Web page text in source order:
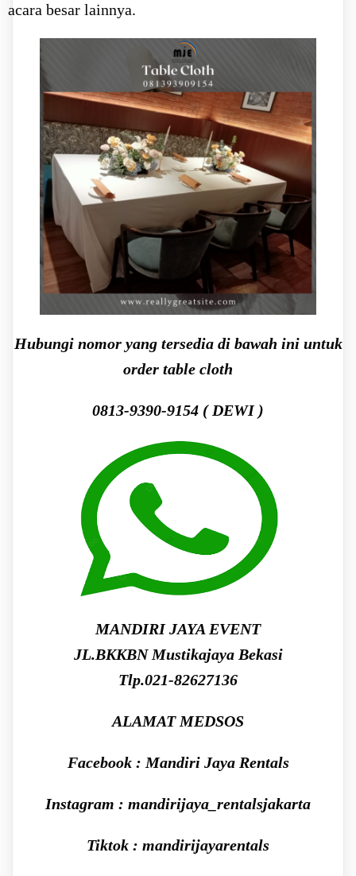
acara besar lainnya.
Hubungi nomor yang tersedia di bawah ini untuk
order table cloth
0813-9390-9154 ( DEWI )
MANDIRI JAYA EVENT
JL.BKKBN Mustikajaya Bekasi
Tlp.021-82627136
ALAMAT MEDSOS
Facebook : Mandiri Jaya Rentals
Instagram : mandirijaya_rentalsjakarta
Tiktok : mandirijayarentals